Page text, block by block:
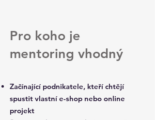
Pro koho je
mentoring vhodný
Začínající podnikatele, kteří chtějí
spustit vlastní e-shop nebo online
projekt